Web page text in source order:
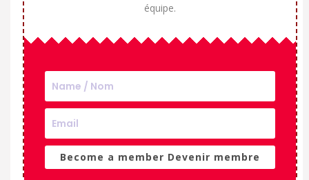
équipe.
Become a member Devenir membre